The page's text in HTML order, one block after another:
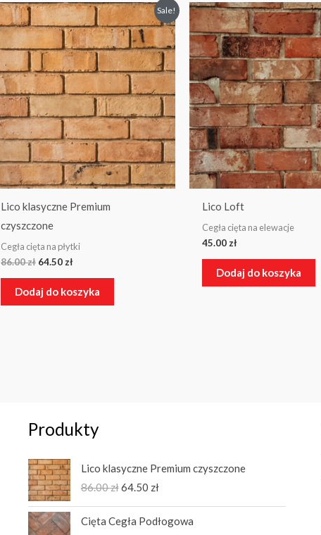
Sale!
Lico klasyczne Premium
czyszczone
Cegła cięta na płytki
86.00zł
Pierwotna
cena
wynosiła:
86.00 zł.
64.50 zł
Aktualna
cena
wynosi:
64.50 zł.
Dodaj do koszyka
Lico Loft
Cegła cięta na elewacje
45.00 zł
Dodaj do koszyka
Produkty
Lico klasyczne Premium czyszczone
86.00zł
cena
wynosiła:
86.00 zł.
64.50 zł
64.50 zł.
Cięta Cegła Podłogowa